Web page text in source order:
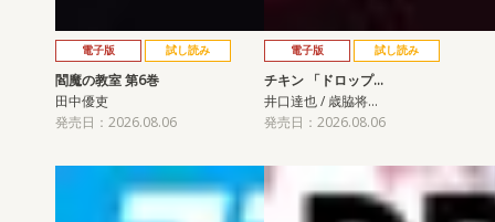
電子版 試し読み
閻魔の教室 第6巻
田中優吏
発売日：2026.08.06
電子版 試し読み
チキン 「ドロップ…
井口達也 / 歳脇将…
発売日：2026.08.06